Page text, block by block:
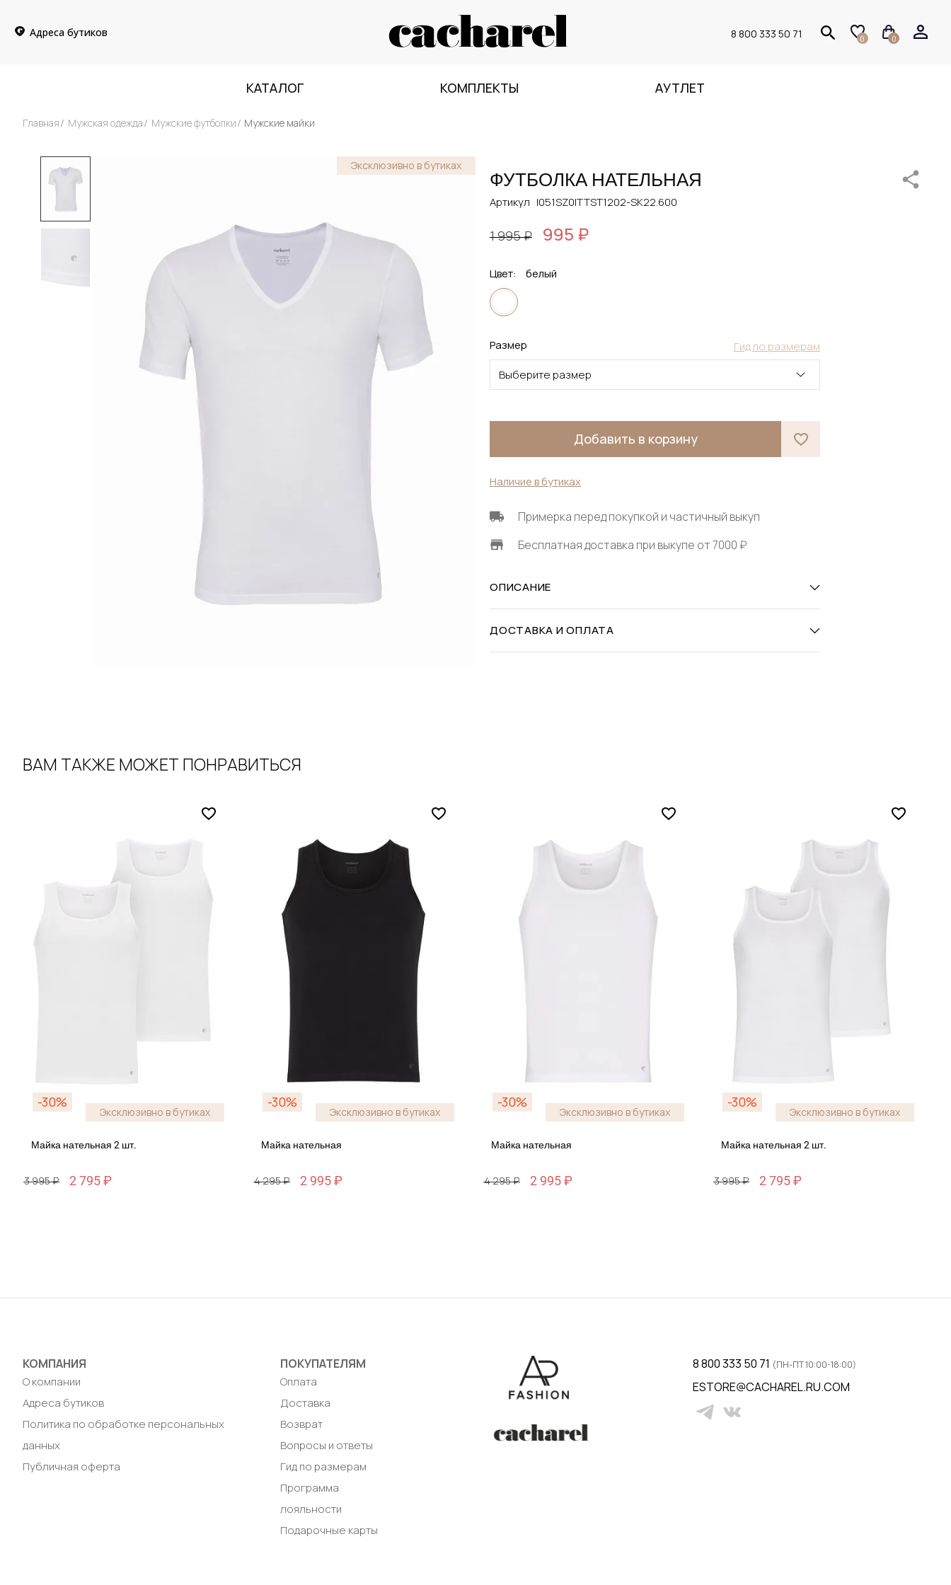
Адреса бутиков 8 800 333 50 71 0 0
КАТАЛОГ КОМПЛЕКТЫ АУТЛЕТ
Главная Мужская одежда Мужские футболки Мужские майки
Эксклюзивно в бутиках
ФУТБОЛКА НАТЕЛЬНАЯ
Артикул I051SZ0ITTST1202-SK22.600
1 995 ₽ 995 ₽
Цвет: белый
Гид по размерам
Размер
Выберите размер
Добавить в корзину
Наличие в бутиках
Примерка перед покупкой и частичный выкуп
Бесплатная доставка при выкупе от 7000 ₽
ОПИСАНИЕ
ДОСТАВКА И ОПЛАТА
ВАМ ТАКЖЕ МОЖЕТ ПОНРАВИТЬСЯ
-30%
Эксклюзивно в бутиках
Майка нательная 2 шт.
3 995 ₽ 2 795 ₽
-30%
Эксклюзивно в бутиках
Майка нательная
4 295 ₽ 2 995 ₽
-30%
Эксклюзивно в бутиках
Майка нательная
4 295 ₽ 2 995 ₽
-30%
Эксклюзивно в бутиках
Майка нательная 2 шт.
3 995 ₽ 2 795 ₽
КОМПАНИЯ
О компании
Адреса бутиков
Политика по обработке персональных
данных
Публичная оферта
ПОКУПАТЕЛЯМ
Оплата
Доставка
Возврат
Вопросы и ответы
Гид по размерам
Программа
лояльности
Подарочные карты
8 800 333 50 71 (ПН-ПТ 10:00-18:00)
ESTORE@CACHAREL.RU.COM